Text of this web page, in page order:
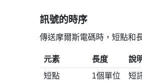
訊號的時序
傳送摩爾斯電碼時，短點和
元素 長度
說
短點
1個單位
短